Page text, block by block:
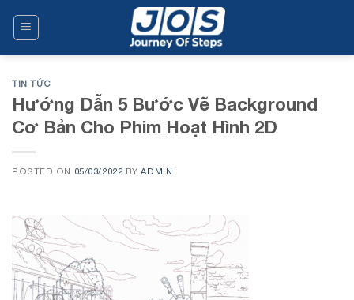
TIN TỨC
Hướng Dẫn 5 Bước Vẽ Background
Cơ Bản Cho Phim Hoạt Hình 2D
POSTED ON 05/03/2022 BY ADMIN